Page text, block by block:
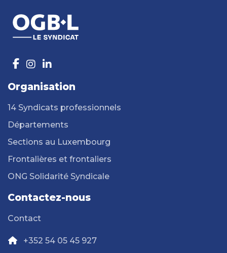
Organisation
14 Syndicats professionnels
Départements
Sections au Luxembourg
Frontalières et frontaliers
ONG Solidarité Syndicale
Contactez-nous
Contact
+352 54 05 45 927